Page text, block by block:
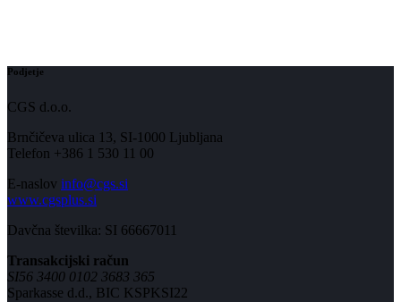
Podjetje
CGS d.o.o.
Brnčičeva ulica 13, SI-1000 Ljubljana
Telefon +386 1 530 11 00
E-naslov info@cgs.si
www.cgsplus.si
Davčna številka: SI 66667011
Transakcijski račun
SI56 3400 0102 3683 365
Sparkasse d.d., BIC KSPKSI22